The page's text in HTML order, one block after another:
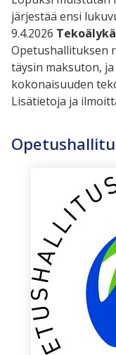
järjestää ensi
9.4.2026
Opetushallituksen
täysin maksuton,
kokonaisuuden
Lisätietoja ja